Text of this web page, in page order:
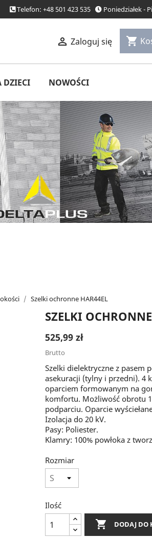
Telefon: +48 501 423 535 Poniedziałek -
 Zaloguj się shopping_cart
DZIECI NOWOŚCI
Szelki ochronne HAR44EL
SZELKI
525,99 zł
Brutto
Szelki dielektryczne z pasem
asekuracji (tylny i przedni). 4
oparciem formowanym na
komfortu. Możliwość obrotu
podparciu. Oparcie
Izolacja do 20 kV.
Pasy: Poliester.
Klamry: 100% powłoka z
Rozmiar
Ilość
 DODAJ DO